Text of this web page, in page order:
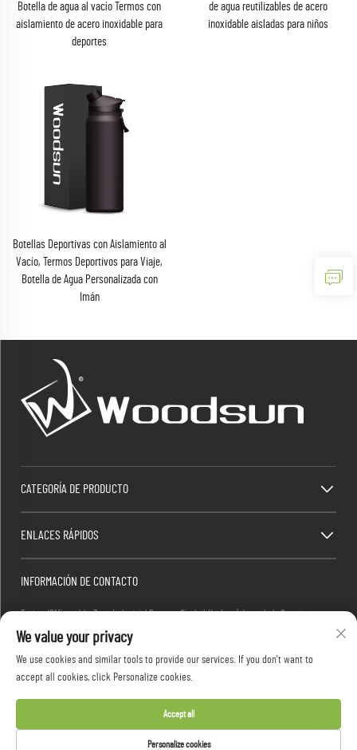
Botella de agua al vacío Termos con
aislamiento de acero inoxidable para
deportes
de agua reutilizables de acero
inoxidable aisladas para niños
Botellas Deportivas con Aislamiento al
Vacío, Termos Deportivos para Viaje,
Botella de Agua Personalizada con
Imán
CATEGORÍA DE PRODUCTO
ENLACES RÁPIDOS
INFORMACIÓN DE CONTACTO
Factory/Office add : Zona Industrial Dawang, Ciudad Heshan (al sur de la Carretera
Nacional China 325), Yangjiang, Guangdong, China
Correo electrónico :[email protected]
Teléfono:
+86-13376626036
Derechos de autor © 2026 Guangdong Woodsun Housewares Co., Ltd. Todos los derechos
We value your privacy
We use cookies and similar tools to provide our services. If you don't want to
accept all cookies, click Personalize cookies.
Personalize cookies
Accept all